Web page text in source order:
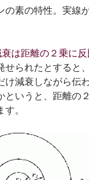
の素の特性。実線
は距離の２乗に反
せられたとすると
け減衰しながら伝
というと、距離の
。